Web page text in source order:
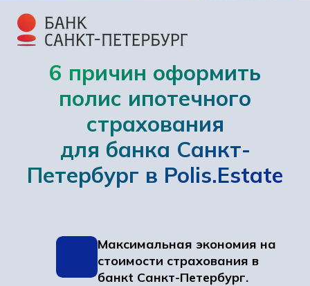
6 причин оформить
полис ипотечного
страхования
для банка Санкт-
Петербург в Polis.Estate
Максимальная экономия на
стоимости страхования в
банкt Санкт-Петербург.